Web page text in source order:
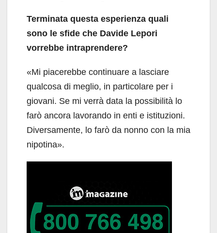
Terminata questa esperienza quali
sono le sfide che Davide Lepori
vorrebbe intraprendere?
«Mi piacerebbe continuare a lasciare
qualcosa di meglio, in particolare per i
giovani. Se mi verrà data la possibilità lo
farò ancora lavorando in enti e istituzioni.
Diversamente, lo farò da nonno con la mia
nipotina».